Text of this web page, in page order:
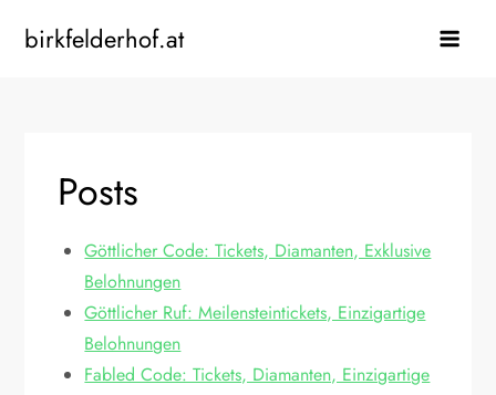
birkfelderhof.at
Posts
Göttlicher Code: Tickets, Diamanten, Exklusive
Belohnungen
Göttlicher Ruf: Meilensteintickets, Einzigartige
Belohnungen
Fabled Code: Tickets, Diamanten, Einzigartige